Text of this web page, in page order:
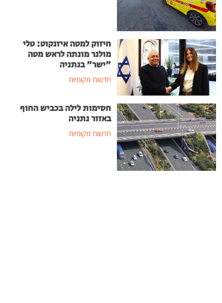
חיזוק למטה איזנקוט: טלי
מולנר מונתה לראש מטה
"ישר" בנתניה
חדשות מקומיות
חסימות לילה בכביש החוף
באזור נתניה
חדשות מקומיות